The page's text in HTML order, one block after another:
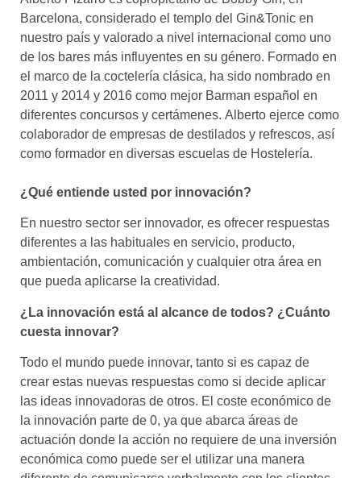
algo nuevo que
enseñarnos
BOLSA DE TRABAJO
¡te imaginas vivir de tu pasión
por el café?
CONTACTO
¡queremos saber
Barcelona, considerado el templo del Gin&Tonic en
nuestro país y valorado a nivel internacional como uno
de los bares más influyentes en su género. Formado en
el marco de la coctelería clásica, ha sido nombrado en
2011 y 2014 y 2016 como mejor Barman español en
diferentes concursos y certámenes. Alberto ejerce como
colaborador de empresas de destilados y refrescos, así
como formador en diversas escuelas de Hostelería.
¿Qué entiende usted por innovación?
En nuestro sector ser innovador, es ofrecer respuestas
diferentes a las habituales en servicio, producto,
ambientación, comunicación y cualquier otra área en
que pueda aplicarse la creatividad.
¿La innovación está al alcance de todos? ¿Cuánto
cuesta innovar?
Todo el mundo puede innovar, tanto si es capaz de
crear estas nuevas respuestas como si decide aplicar
las ideas innovadoras de otros. El coste económico de
la innovación parte de 0, ya que abarca áreas de
actuación donde la acción no requiere de una inversión
económica como puede ser el utilizar una manera